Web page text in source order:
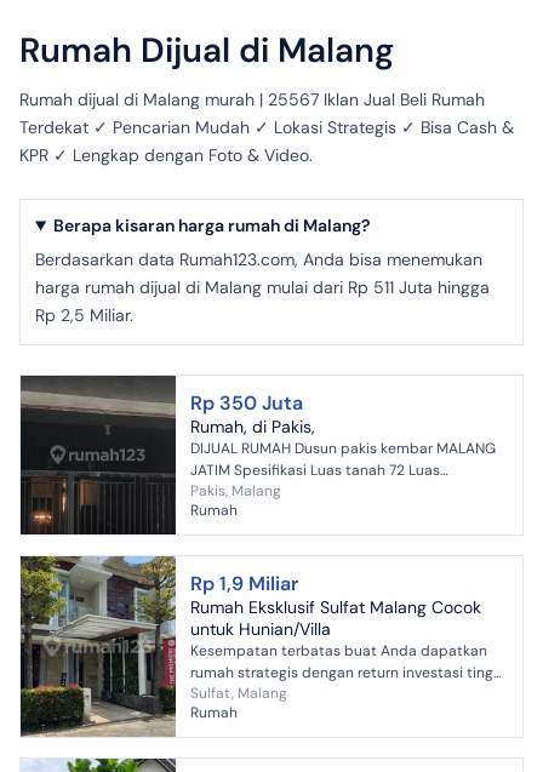
Rumah Dijual di Malang
Rumah dijual di Malang murah | 25567 Iklan Jual Beli Rumah
Terdekat ✓ Pencarian Mudah ✓ Lokasi Strategis ✓ Bisa Cash &
KPR ✓ Lengkap dengan Foto & Video.
Berapa kisaran harga rumah di Malang?
Berdasarkan data Rumah123.com, Anda bisa menemukan
harga rumah dijual di Malang mulai dari Rp 511 Juta hingga
Rp 2,5 Miliar.
Rp 350 Juta
Rumah, di Pakis,
DIJUAL RUMAH Dusun pakis kembar MALANG
JATIM Spesifikasi Luas tanah 72 Luas
bangunan 144meter lebar bangunan 6 Lebar
depan 3meter . Harga jual ...
Pakis, Malang
Rumah
Rp 1,9 Miliar
Rumah Eksklusif Sulfat Malang Cocok
untuk Hunian/Villa
Kesempatan terbatas buat Anda dapatkan
rumah strategis dengan return investasi tinggi
di Sulfat, Malang. Rumah ini menawarkan
lokasi yang strategi...
Sulfat, Malang
Rumah